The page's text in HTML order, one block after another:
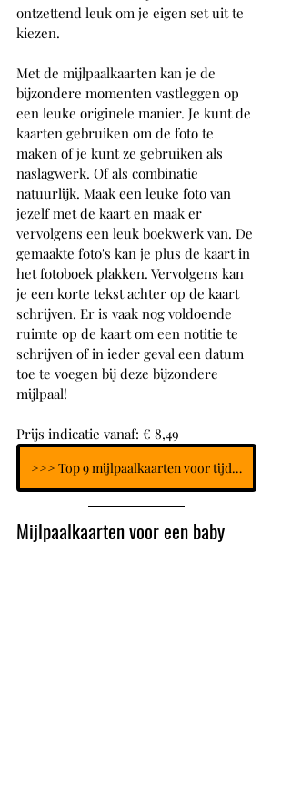
ontzettend leuk om je eigen set uit te
kiezen.
Met de mijlpaalkaarten kan je de
bijzondere momenten vastleggen op
een leuke originele manier. Je kunt de
kaarten gebruiken om de foto te
maken of je kunt ze gebruiken als
naslagwerk. Of als combinatie
natuurlijk. Maak een leuke foto van
jezelf met de kaart en maak er
vervolgens een leuk boekwerk van. De
gemaakte foto's kan je plus de kaart in
het fotoboek plakken. Vervolgens kan
je een korte tekst achter op de kaart
schrijven. Er is vaak nog voldoende
ruimte op de kaart om een notitie te
schrijven of in ieder geval een datum
toe te voegen bij deze bijzondere
mijlpaal!
Prijs indicatie vanaf: € 8,49
>>> Top 9 mijlpaalkaarten voor tijdens de zwangerschap
Mijlpaalkaarten voor een baby